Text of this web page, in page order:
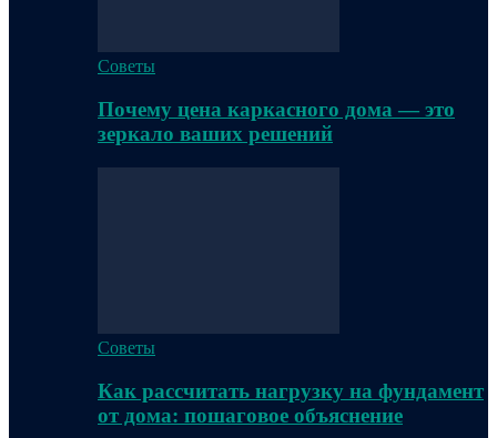
Советы
Почему цена каркасного дома — это
зеркало ваших решений
Советы
Как рассчитать нагрузку на фундамент
от дома: пошаговое объяснение